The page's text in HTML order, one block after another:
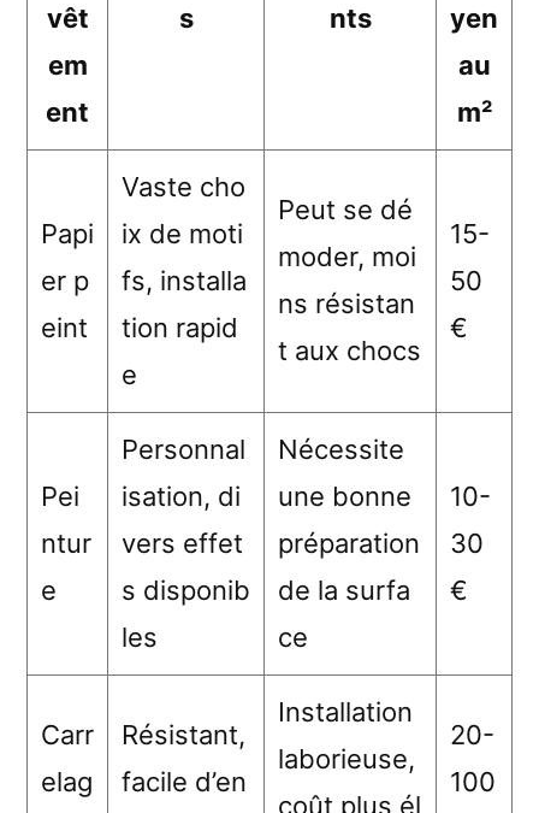
vêt
em
ent
s
nts
yen
au
m²
Papi
er p
eint
Vaste cho
ix de moti
fs, installa
tion rapid
e
Peut se dé
moder, moi
ns résistan
t aux chocs
15-
50
€
Pei
ntur
e
Personnal
isation, di
vers effet
s disponib
les
Nécessite
une bonne
préparation
de la surfa
ce
10-
30
€
Carr
elag
Résistant,
facile d’en
Installation
laborieuse,
coût plus él
20-
100